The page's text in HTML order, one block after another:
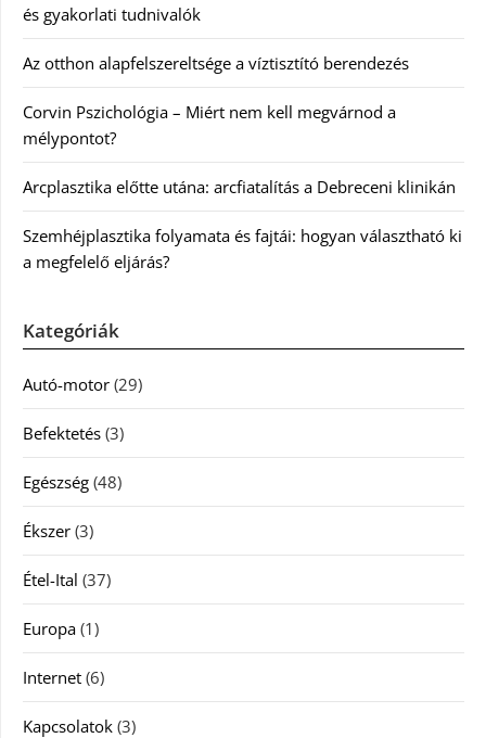
és gyakorlati tudnivalók
Az otthon alapfelszereltsége a víztisztító berendezés
Corvin Pszichológia – Miért nem kell megvárnod a
mélypontot?
Arcplasztika előtte utána: arcfiatalítás a Debreceni klinikán
Szemhéjplasztika folyamata és fajtái: hogyan választható ki
a megfelelő eljárás?
Kategóriák
Autó-motor (29)
Befektetés (3)
Egészség (48)
Ékszer (3)
Étel-Ital (37)
Europa (1)
Internet (6)
Kapcsolatok (3)